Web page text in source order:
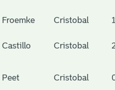
Froemke Cristobal
Castillo Cristobal
Peet Cristobal